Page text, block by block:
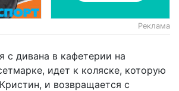
Реклама
с дивана в кафетерии на
идет к коляске, которую
и возвращается с